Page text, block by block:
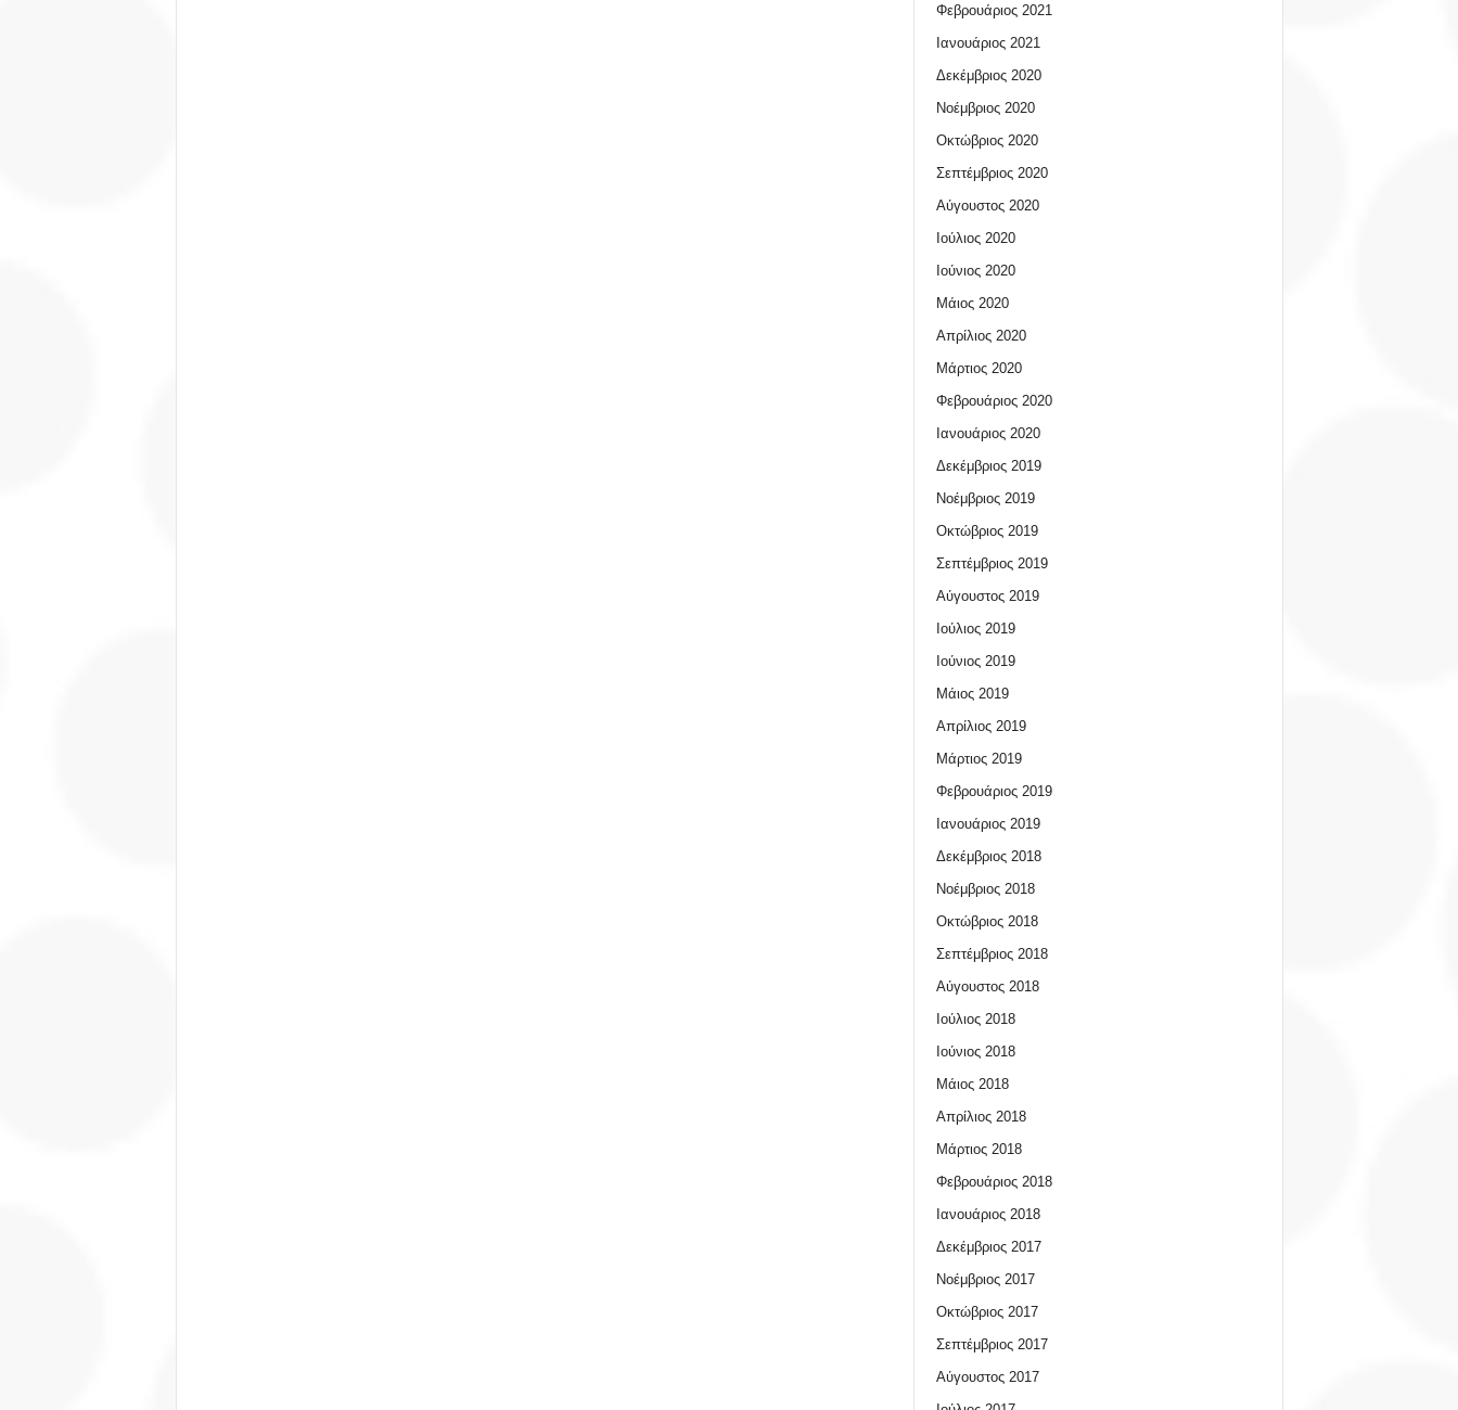
Φεβρουάριος 2021
Ιανουάριος 2021
Δεκέμβριος 2020
Νοέμβριος 2020
Οκτώβριος 2020
Σεπτέμβριος 2020
Αύγουστος 2020
Ιούλιος 2020
Ιούνιος 2020
Μάιος 2020
Απρίλιος 2020
Μάρτιος 2020
Φεβρουάριος 2020
Ιανουάριος 2020
Δεκέμβριος 2019
Νοέμβριος 2019
Οκτώβριος 2019
Σεπτέμβριος 2019
Αύγουστος 2019
Ιούλιος 2019
Ιούνιος 2019
Μάιος 2019
Απρίλιος 2019
Μάρτιος 2019
Φεβρουάριος 2019
Ιανουάριος 2019
Δεκέμβριος 2018
Νοέμβριος 2018
Οκτώβριος 2018
Σεπτέμβριος 2018
Αύγουστος 2018
Ιούλιος 2018
Ιούνιος 2018
Μάιος 2018
Απρίλιος 2018
Μάρτιος 2018
Φεβρουάριος 2018
Ιανουάριος 2018
Δεκέμβριος 2017
Νοέμβριος 2017
Οκτώβριος 2017
Σεπτέμβριος 2017
Αύγουστος 2017